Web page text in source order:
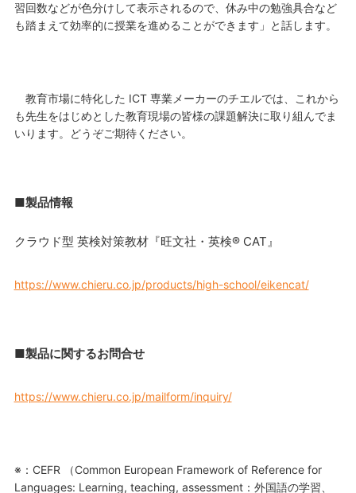
習回数などが色分けして表示されるので、休み中の勉強具合など
も踏まえて効率的に授業を進めることができます」と話します。
教育市場に特化した ICT 専業メーカーのチエルでは、これから
も先生をはじめとした教育現場の皆様の課題解決に取り組んでま
いります。どうぞご期待ください。
■製品情報
クラウド型 英検対策教材『旺文社・英検® CAT』
https://www.chieru.co.jp/products/high-school/eikencat/
■製品に関するお問合せ
https://www.chieru.co.jp/mailform/inquiry/
※：CEFR （Common European Framework of Reference for
Languages: Learning, teaching, assessment：外国語の学習、